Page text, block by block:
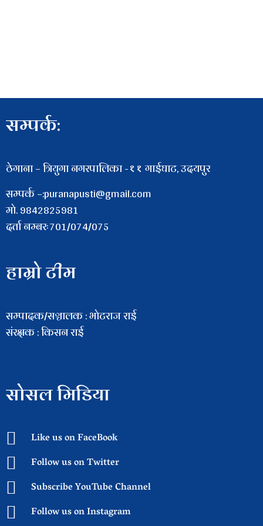
सम्पर्क:
ठेगाना – त्रियुगा नगरपालिका -११ गाईघाट, उदयपुर
सम्पर्क –:puranapusti@gmail.com
माे. 9842825981
दर्ता नम्बरः701/074/075
हाम्रो टीम
सम्पादक/सञ्चालक : भाेटराज राई
संरक्षक : किसन राई
सोसल मिडिया
Like us on FaceBook
Follow us on Twitter
Subscribe YouTube Channel
Follow us on Instagram